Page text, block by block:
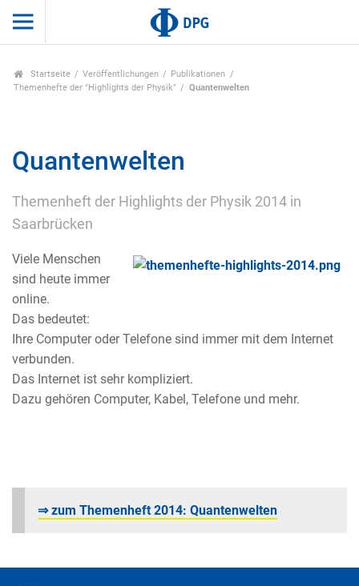
Startseite Veröffentlichungen
Publikationen
Themenhefte der "Highlights der Physik"
Quantenwelten
Quantenwelten
Themenheft der Highlights der Physik 2014 in
Saarbrücken
Viele Menschen
sind heute immer
online.
Das bedeutet:
Ihre Computer oder Telefone sind immer mit dem Internet
verbunden.
Das Internet ist sehr kompliziert.
Dazu gehören Computer, Kabel, Telefone und mehr.
⇒zum Themenheft 2014: Quantenwelten